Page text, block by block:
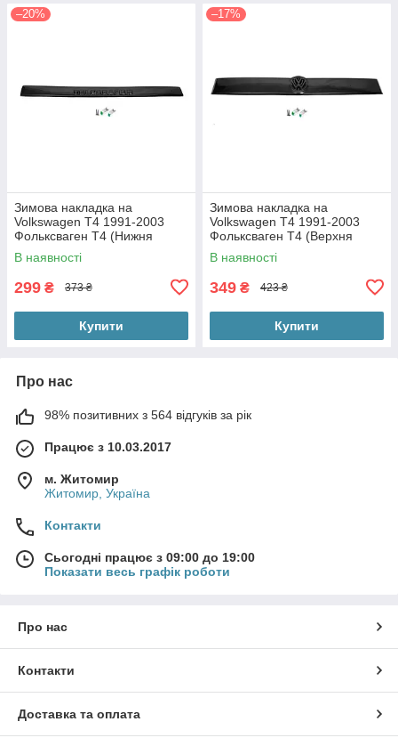
–20%
Зимова накладка на
Volkswagen T4 1991-2003
Фольксваген Т4 (Нижня
пряма глянцева на бампер з
кріпленнями)
В наявності
299 ₴ 373 ₴
Купити
–17%
Зимова накладка на
Volkswagen T4 1991-2003
Фольксваген Т4 (Верхня
пряма глянцева на решітку з
кріпленнями)
В наявності
349 ₴ 423 ₴
Купити
Про нас
98% позитивних з 564 відгуків за рік
Працює з 10.03.2017
м. Житомир
Житомир, Україна
Контакти
Сьогодні працює з 09:00 до 19:00
Показати весь графік роботи
Про нас
Контакти
Доставка та оплата